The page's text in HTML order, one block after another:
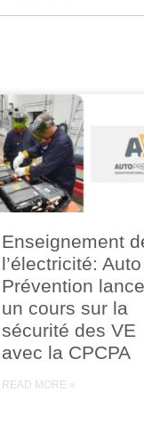
Enseignement
l’électricité: Auto
Prévention lance
un cours sur la
sécurité des VE
avec la CPCPA
READ MORE »